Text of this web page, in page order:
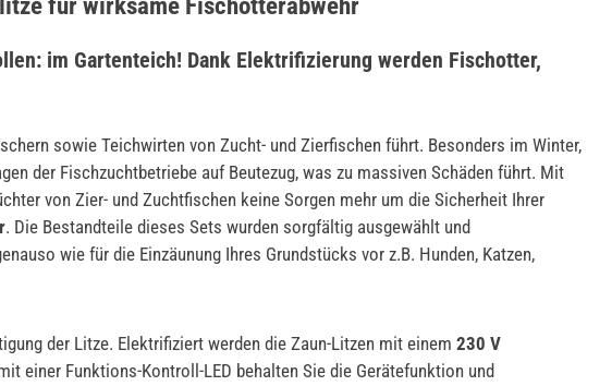
für wirksame Fischotterabwehr
im Gartenteich! Dank Elektrifizierung werden Fischotter,
sowie Teichwirten von Zucht- und Zierfischen führt. Besonders im Winter,
der Fischzuchtbetriebe auf Beutezug, was zu massiven Schäden führt. Mit
von Zier- und Zuchtfischen keine Sorgen mehr um die Sicherheit Ihrer
. Die Bestandteile dieses Sets wurden sorgfältig ausgewählt und
wie für die Einzäunung Ihres Grundstücks vor z.B. Hunden, Katzen,
der Litze. Elektrifiziert werden die Zaun-Litzen mit einem 230 V
einer Funktions-Kontroll-LED behalten Sie die Gerätefunktion und